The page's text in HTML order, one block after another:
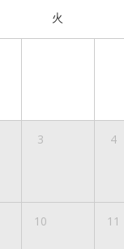
火
3 4
10 11